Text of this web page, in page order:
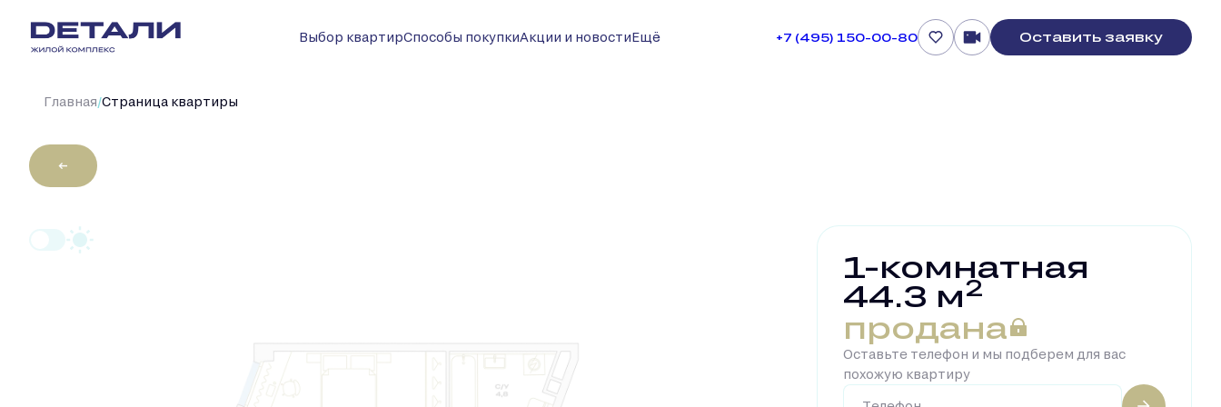
Выбор квартирСпособы покупкиАкции и новостиЕщё +7 (495) 150-00-80 Оставить заявку
Главная/Cтраница квартиры
←
1-комнатная
1-комнатная
44.3 м2
продана
Оставьте телефон и мы подберем для вас
похожую квартиру